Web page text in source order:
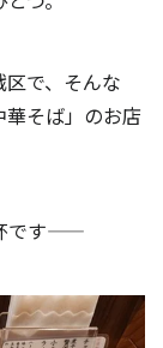
で、 そんな
そば」のお店
す――